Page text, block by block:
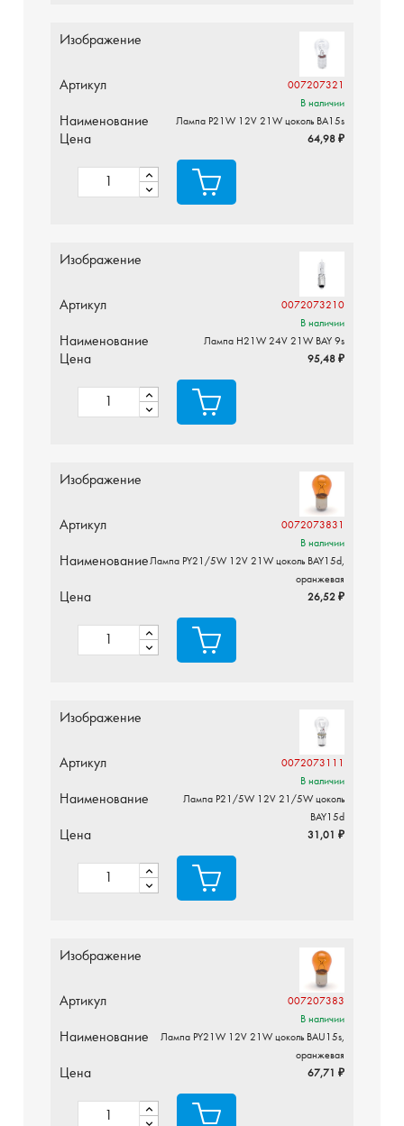
Изображение
Артикул
007207321
В наличии
Наименование Лампа P21W 12V 21W цоколь BA15s
Цена 64,98 ₽
Изображение
Артикул
0072073210
В наличии
Наименование Лампа H21W 24V 21W BAY 9s
Цена 95,48 ₽
Изображение
Артикул
0072073831
В наличии
НаименованиеЛампа PY21/5W 12V 21W цоколь BAY15d,
оранжевая
Цена 26,52 ₽
Изображение
Артикул
0072073111
В наличии
Наименование
Лампа P21/5W 12V 21/5W цоколь
BAY15d
Цена 31,01 ₽
Изображение
Артикул
007207383
В наличии
Наименование
Лампа PY21W 12V 21W цоколь BAU15s,
оранжевая
Цена 67,71 ₽